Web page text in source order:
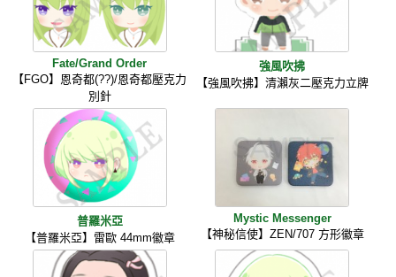
Fate/Grand Order
【FGO】恩奇都(??)/恩奇都壓克力
別針
強風吹拂
【強風吹拂】清瀨灰二壓克力立牌
普羅米亞
【普羅米亞】雷歐 44mm徽章
Mystic Messenger
【神秘信使】ZEN/707 方形徽章